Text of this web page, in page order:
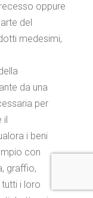
oppure
del
medesimi,
da una
per
il
i beni
con
graffio,
i loro